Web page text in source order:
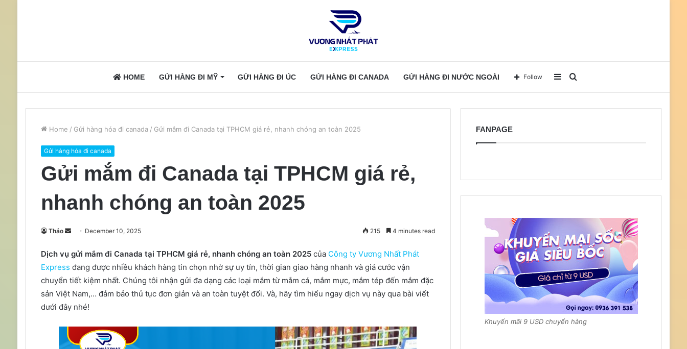
HOME GỬI HÀNG ĐI MỸ GỬI HÀNG ĐI ÚC GỬI HÀNG ĐI CANADA GỬI HÀNG ĐI NƯỚC NGOÀI
for
Sidebar
Follow
Home / Gửi hàng hóa đi canada / Gửi mắm đi Canada tại TPHCM giá rẻ, nhanh chóng an toàn 2025
Gửi hàng hóa đi canada
Gửi mắm đi Canada tại TPHCM giá rẻ,
nhanh chóng an toàn 2025
Thảo
Send
email
December 10, 2025 215 4 minutes read
Dịch vụ gửi mắm đi Canada tại TPHCM giá rẻ, nhanh chóng an toàn 2025của Công ty Vương Nhất Phát
Express đang được nhiều khách hàng tin chọn nhờ sự uy tín, thời gian giao hàng nhanh và giá cước vận
chuyển tiết kiệm nhất. Chúng tôi nhận gửi đa dạng các loại mắm từ mắm cá, mắm mực, mắm tép đến mắm đặc
sản Việt Nam,… đảm bảo thủ tục đơn giản và an toàn tuyệt đối. Và, hãy tìm hiểu ngay dịch vụ này qua bài viết
dưới đây nhé!
FANPAGE
Khuyến mãi 9 USD chuyển hàng